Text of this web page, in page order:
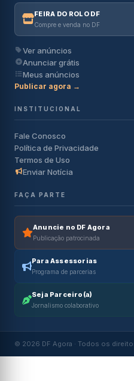
FEIRA DO ROLO DF
Compre e venda no DF
Ver anúncios
Anunciar grátis
Meus anúncios
Publicar agora →
INSTITUCIONAL
Fale Conosco
Política de Privacidade
Termos de Uso
Enviar Notícia
FAÇA PARTE
Anuncie no DF Agora
Publicação patrocinada
Para Assessorias
Programa de parcerias
Seja Parceiro(a)
Jornalismo colaborativo
© 2026 DF Agora · Todos os